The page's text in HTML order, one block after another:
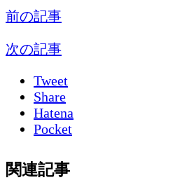
前の記事
次の記事
Tweet
Share
Hatena
Pocket
関連記事